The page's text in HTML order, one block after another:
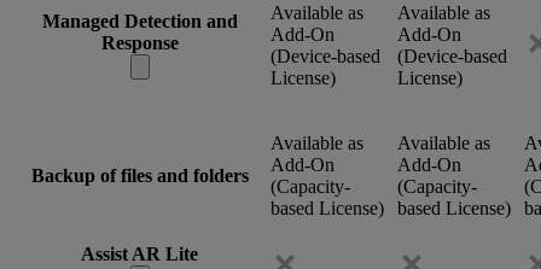
Managed Detection and
Response
Available as
Add-On
(Device-based
License)
Available as
Add-On
(Device-based
License)
Backup of files and folders
Available as
Add-On
(Capacity-
based License)
Available as
Add-On
(Capacity-
based License)
Assist AR Lite